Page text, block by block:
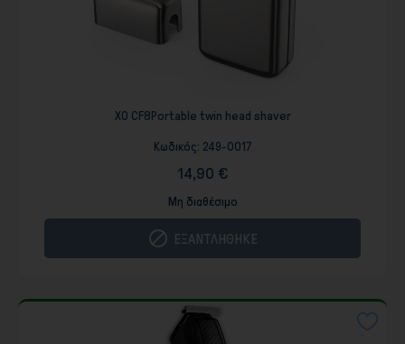
XO CF8Portable twin head shaver
Κωδικός: 249-0017
14,90 €
Μη διαθέσιμο
 ΕΞΑΝΤΛΗΘΗΚΕ